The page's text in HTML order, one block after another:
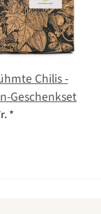
Chilis -
Geschenkset
*